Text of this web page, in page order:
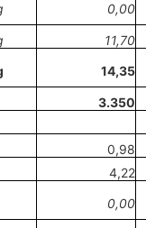
0,00
11,70
14,35
3.350
0,98
4,22
0,00